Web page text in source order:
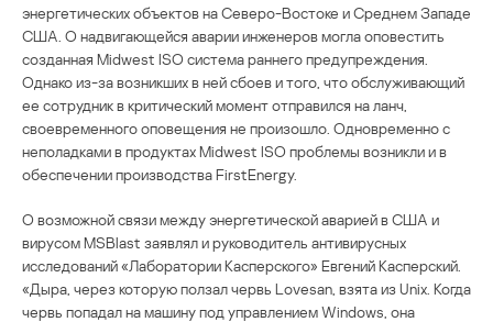
энергетических объектов на Северо-Востоке и Среднем Западе
США. О надвигающейся аварии инженеров могла оповестить
созданная Midwest ISO система раннего предупреждения.
Однако из-за возникших в ней сбоев и того, что обслуживающий
ее сотрудник в критический момент отправился на ланч,
своевременного оповещения не произошло. Одновременно с
неполадками в продуктах Midwest ISO проблемы возникли и в
обеспечении производства FirstEnergy.
О возможной связи между энергетической аварией в США и
вирусом MSBlast заявлял и руководитель антивирусных
исследований «Лаборатории Касперского» Евгений Касперский.
«Дыра, через которую ползал червь Lovesan, взята из Unix. Когда
червь попадал на машину под управлением Windows, она